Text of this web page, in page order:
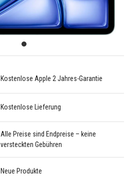
Kostenlose Apple 2 Jahres-Garantie
Kostenlose Lieferung
Alle Preise sind Endpreise – keine
versteckten Gebühren
Neue Produkte